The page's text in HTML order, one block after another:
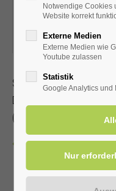
13.05.2025,
UNTERGESCHOSS
Sommer, Sonne, Strand
Deko
(Dauer ca. 1 – 2
Zurück
Notwendige Cookies
Website korrekt
Externe Medien
Externe Medien wie
Youtube zulassen
Statistik
Google Analytics und